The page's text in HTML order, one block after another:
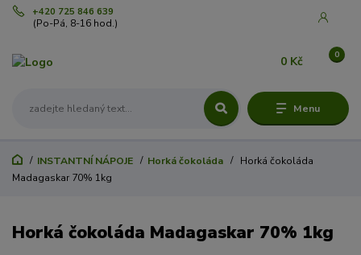
Menu
+420 725 846 639
(Po-Pá, 8-16 hod.)
0
0 Kč
INSTANTNÍ NÁPOJE Horká čokoláda
Horká čokoláda
Madagaskar 70% 1kg
Horká čokoláda Madagaskar 70% 1kg